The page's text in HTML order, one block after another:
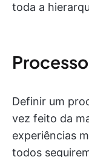
toda a
Definir um
vez feito da
experiências
todos